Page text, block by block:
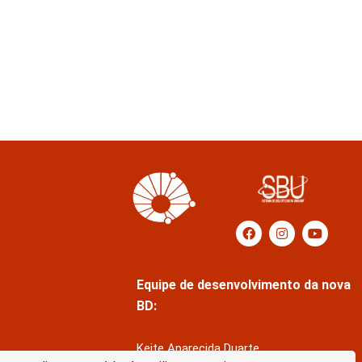
Equipe de desenvolvimento da nova
BD:
Keite Aparecida Duarte